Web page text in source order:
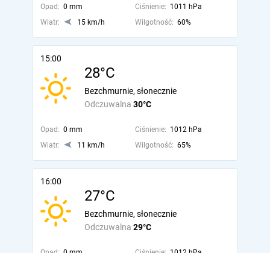
Opad: 0 mm Ciśnienie: 1011 hPa
Wiatr:
15 km/h Wilgotność: 60%
15:00
28°C
Odczuwalna 30°C
Bezchmurnie, słonecznie
Opad: 0 mm Ciśnienie: 1012 hPa
Wiatr:
11 km/h Wilgotność: 65%
16:00
27°C
Odczuwalna 29°C
Bezchmurnie, słonecznie